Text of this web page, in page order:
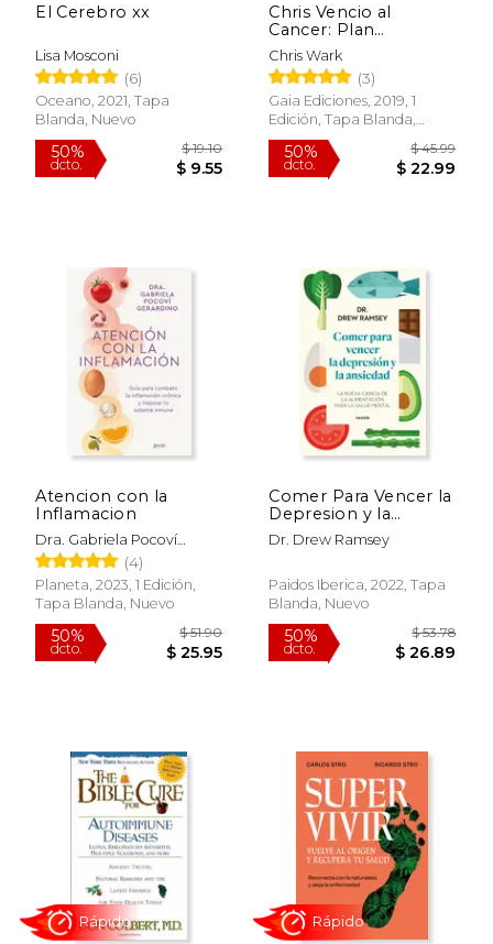
dcto. $ 18.66 dcto.
El Cerebro xx
Lisa Mosconi
(6)
Oceano, 2021, Tapa
Blanda, Nuevo
50%
dcto.
Chris Vencio al
Cancer: Plan
Completo y Accesible
Para Curarse po r
Medios Naturales
Chris Wark
(3)
Gaia Ediciones, 2019, 1
Edición, Tapa Blanda,
Nuevo
50%
dcto.
Atencion con la
Inflamacion
Dra. Gabriela Pocoví
Gerardino
(4)
Planeta, 2023, 1 Edición,
Tapa Blanda, Nuevo
Comer Para Vencer la
Depresion y la
Ansiedad
Dr. Drew Ramsey
Paidos Iberica, 2022, Tapa
Blanda, Nuevo